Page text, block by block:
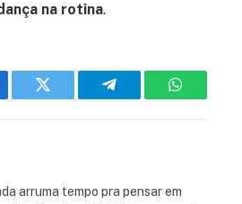
na rotina.
Twitter Telegram WhatsApp
arruma tempo pra pensar em